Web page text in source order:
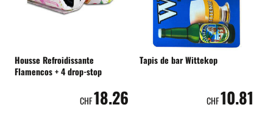
Housse Refroidissante
Flamencos + 4 drop-stop
CHF18.26
Tapis de bar Wittekop
CHF10.81